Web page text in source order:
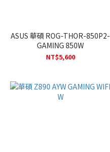
ASUS 華碩 ROG-THOR-850P2-
GAMING 850W
NT$5,600